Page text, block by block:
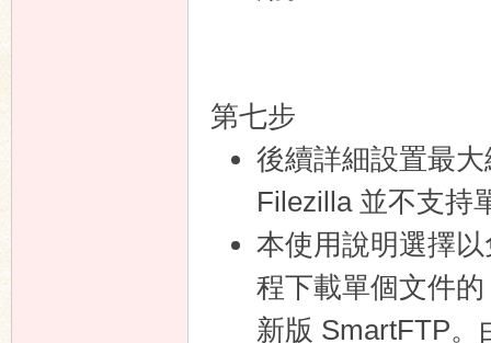
第七步
後續詳細設置最
Filezilla 並不支持
本使用說明選擇
程下載單個文件
新版 SmartFTP